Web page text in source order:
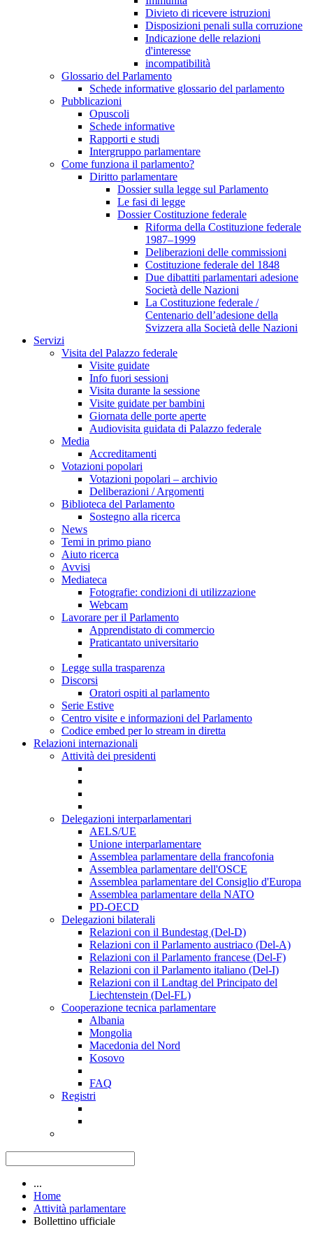
Divieto di ricevere istruzioni
Disposizioni penali sulla corruzione
Indicazione delle relazioni
d'interesse
incompatibilità
Glossario del Parlamento
Schede informative glossario del parlamento
Pubblicazioni
Opuscoli
Schede informative
Rapporti e studi
Intergruppo parlamentare
Come funziona il parlamento?
Diritto parlamentare
Dossier sulla legge sul Parlamento
Le fasi di legge
Dossier Costituzione federale
Riforma della Costituzione federale
1987–1999
Deliberazioni delle commissioni
Costituzione federale del 1848
Due dibattiti parlamentari adesione
Società delle Nazioni
La Costituzione federale /
Centenario dell’adesione della
Svizzera alla Società delle Nazioni
Servizi
Visita del Palazzo federale
Visite guidate
Info fuori sessioni
Visita durante la sessione
Visite guidate per bambini
Giornata delle porte aperte
Audiovisita guidata di Palazzo federale
Media
Accreditamenti
Votazioni popolari
Votazioni popolari – archivio
Deliberazioni / Argomenti
Biblioteca del Parlamento
Sostegno alla ricerca
News
Temi in primo piano
Aiuto ricerca
Avvisi
Mediateca
Fotografie: condizioni di utilizzazione
Webcam
Lavorare per il Parlamento
Apprendistato di commercio
Praticantato universitario
Legge sulla trasparenza
Discorsi
Oratori ospiti al parlamento
Serie Estive
Centro visite e informazioni del Parlamento
Codice embed per lo stream in diretta
Relazioni internazionali
Attività dei presidenti
Delegazioni interparlamentari
AELS/UE
Unione interparlamentare
Assemblea parlamentare della francofonia
Assemblea parlamentare dell'OSCE
Assemblea parlamentare del Consiglio d'Europa
Assemblea parlamentare della NATO
PD-OECD
Delegazioni bilaterali
Relazioni con il Bundestag (Del-D)
Relazioni con il Parlamento austriaco (Del-A)
Relazioni con il Parlamento francese (Del-F)
Relazioni con il Parlamento italiano (Del-I)
Relazioni con il Landtag del Principato del
Liechtenstein (Del-FL)
Cooperazione tecnica parlamentare
Albania
Mongolia
Macedonia del Nord
Kosovo
FAQ
Registri
...
Home
Attività parlamentare
Bollettino ufficiale